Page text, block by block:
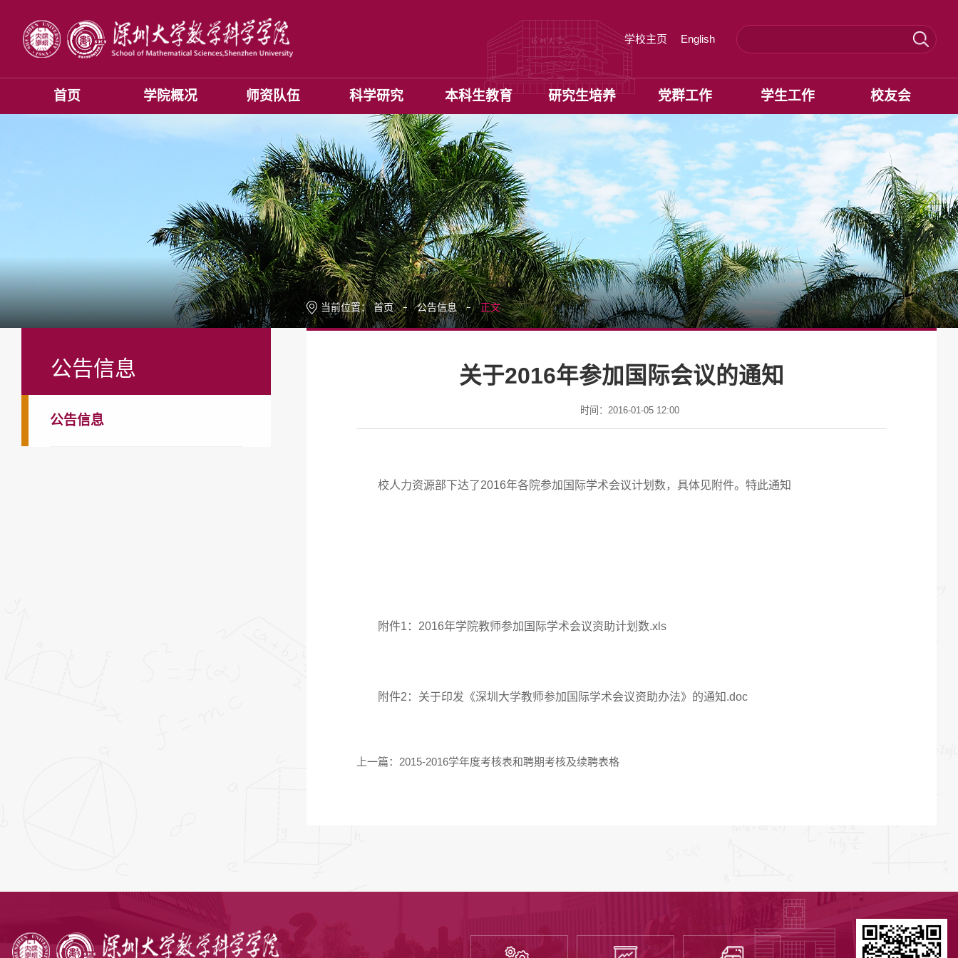
学校主页 English
首页 学院概况 师资队伍 科学研究 本科生教育 研究生培养 党群工作 学生工作 校友会
公告信息
公告信息
当前位置：首页 公告信息 正文
关于2016年参加国际会议的通知
时间：2016-01-05 12:00
校人力资源部下达了2016年各院参加国际学术会议计划数，具体见附件。特此通知
附件1：2016年学院教师参加国际学术会议资助计划数.xls
附件2：关于印发《深圳大学教师参加国际学术会议资助办法》的通知.doc
上一篇： 2015-2016学年度考核表和聘期考核及续聘表格